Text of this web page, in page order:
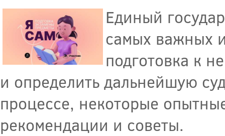
Единый
самых важных
подготовка к
и определить дальнейшую
процессе, некоторые
рекомендации и советы.